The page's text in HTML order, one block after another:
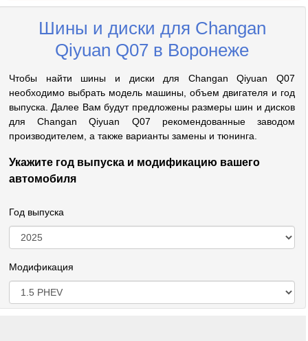
Шины и диски для Changan
Qiyuan Q07 в Воронеже
Чтобы найти шины и диски для Changan Qiyuan Q07
необходимо выбрать модель машины, объем двигателя и год
выпуска. Далее Вам будут предложены размеры шин и дисков
для Changan Qiyuan Q07 рекомендованные заводом
производителем, а также варианты замены и тюнинга.
Укажите год выпуска и модификацию вашего
автомобиля
Год выпуска
Модификация